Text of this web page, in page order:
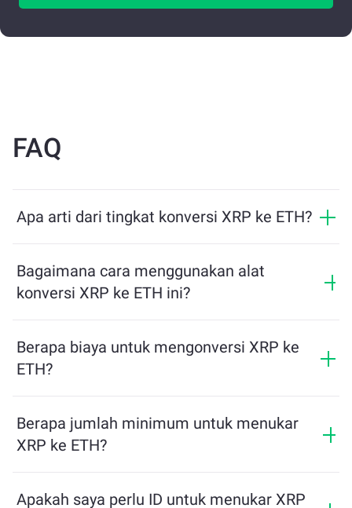
FAQ
Apa arti dari tingkat konversi XRP ke ETH?
yang akan Anda terima sebagai pertukaran untuk XRP.
Tingkat ini berfluktuasi berdasarkan kondisi pasar,
Bagaimana cara menggunakan alat
konversi XRP ke ETH ini?
tukarkan, dan alat ini akan menghitung jumlah
estimasi ETH yang akan Anda terima. Lalu, ikuti
Berapa biaya untuk mengonversi XRP ke
ETH?
likuiditas, dan kondisi pasar. ChangeNOW
menawarkan tarif kompetitif tanpa biaya tersembunyi,
Berapa jumlah minimum untuk menukar
XRP ke ETH?
likuiditas. Platform secara otomatis menghitung
Apakah saya perlu ID untuk menukar XRP